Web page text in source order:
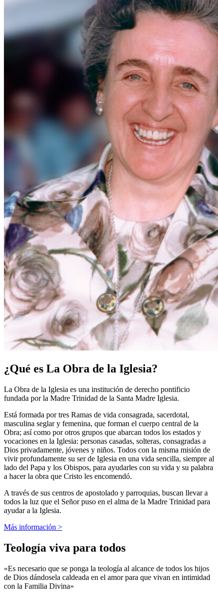
¿Qué es La Obra de la Iglesia?
La Obra de la Iglesia es una institución de derecho pontificio
fundada por la Madre Trinidad de la Santa Madre Iglesia.
Está formada por tres Ramas de vida consagrada, sacerdotal,
masculina seglar y femenina, que forman el cuerpo central de la
Obra; así como por otros grupos que abarcan todos los estados y
vocaciones en la Iglesia: personas casadas, solteras, consagradas a
Dios privadamente, jóvenes y niños. Todos con la misma misión de
vivir profundamente su ser de Iglesia en una vida sencilla, siempre al
lado del Papa y los Obispos, para ayudarles con su vida y su palabra
a hacer la obra que Cristo les encomendó.
A través de sus centros de apostolado y parroquias, buscan llevar a
todos la luz que el Señor puso en el alma de la Madre Trinidad para
ayudar a la Iglesia.
Más información >
Teología viva para todos
«Es necesario que se ponga la teología al alcance de todos los hijos
de Dios dándosela caldeada en el amor para que vivan en intimidad
con la Familia Divina»